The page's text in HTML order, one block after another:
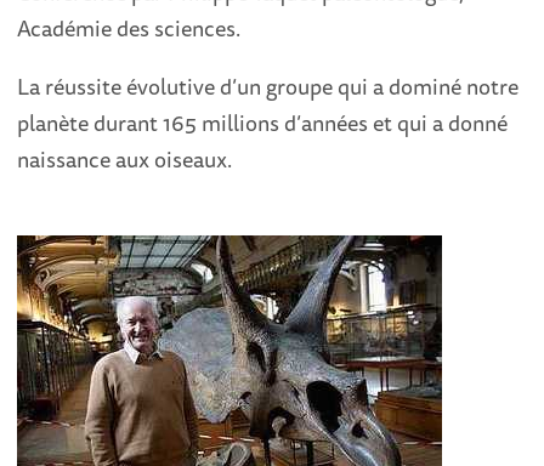
Académie des sciences.
La réussite évolutive d’un groupe qui a dominé notre
planète durant 165 millions d’années et qui a donné
naissance aux oiseaux.